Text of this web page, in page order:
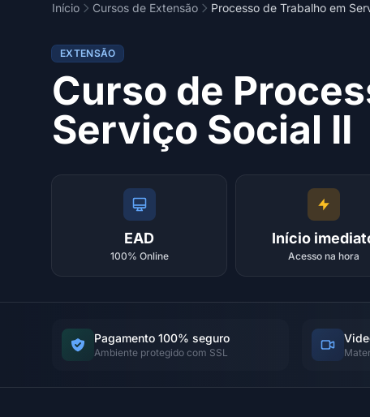
Início Cursos de Extensão Processo de Trabalho em
EXTENSÃO
Curso de
Serviço Social II
EAD
100% Online
Início
Acesso na hora
Pagamento 100% seguro
Ambiente protegido com SSL